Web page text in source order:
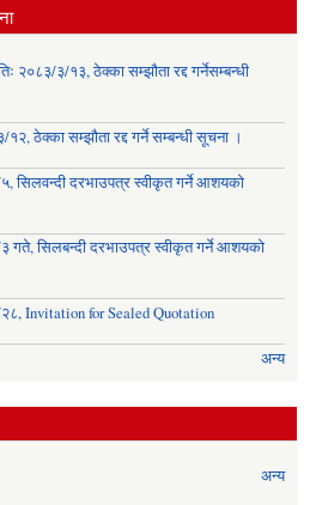
२०८३/३/१३, ठेक्का सम्झौता रद्द गर्नेसम्बन्धी
ठेक्का सम्झौता रद्द गर्ने सम्बन्धी सूचना ।
सिलवन्दी दरभाउपत्र स्वीकृत गर्ने आशयको
गते, सिलबन्दी दरभाउपत्र स्वीकृत गर्ने आशयको
Invitation for Sealed Quotation
अन्य
अन्य